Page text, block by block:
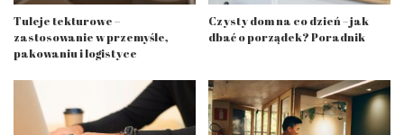
Tuleje tekturowe –
zastosowanie w przemyśle,
pakowaniu i logistyce
Czysty dom na co dzień – jak
dbać o porządek? Poradnik